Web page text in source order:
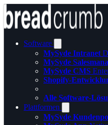
Software
MySyde Intranet
MySyde
MySyde CMS
Shopify-
Alle Software-
Plattformen
MySyde